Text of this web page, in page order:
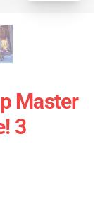
Master
3